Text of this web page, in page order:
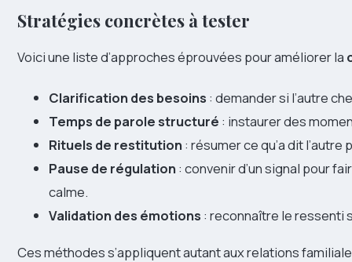
Stratégies concrètes à tester
Voici une liste d’approches éprouvées pour améliorer la
Clarification des besoins : demander si l’autre
Temps de parole structuré : instaurer des
Rituels de restitution : résumer ce qu’a dit
Pause de régulation : convenir d’un signal pour
calme.
Validation des émotions : reconnaître le ressenti
Ces méthodes s’appliquent autant aux relations